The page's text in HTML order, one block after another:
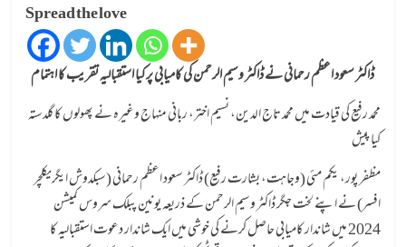
Spread the love
ڈاکٹر سعود اعظم رحمانی نے ڈاکٹر وسیم الرحمن کی کامیابی پر کیا استقبالیہ تقریب کا اہتمام
محمد رفیع کی قیادت میں محمد تاج الدین، نسیم اختر، ربانی منہاج وغیرہ نے پھولوں کا گلدستہ
کیا پیش
مظفر پور، یکم مئی (وجاہت، بشارت رفیع) ڈاکٹر سعود اعظم رحمانی (سبکدوش ایگریکلچر
افسر) نے اپنے لخت جگر ڈاکٹر وسیم الرحمن کے ذریعہ یونین پبلک سروس کمیشن
2024 میں شاندار کامیابی حاصل کرنے کی خوشی میں ایک شاندار دعوت استقبالیہ کا